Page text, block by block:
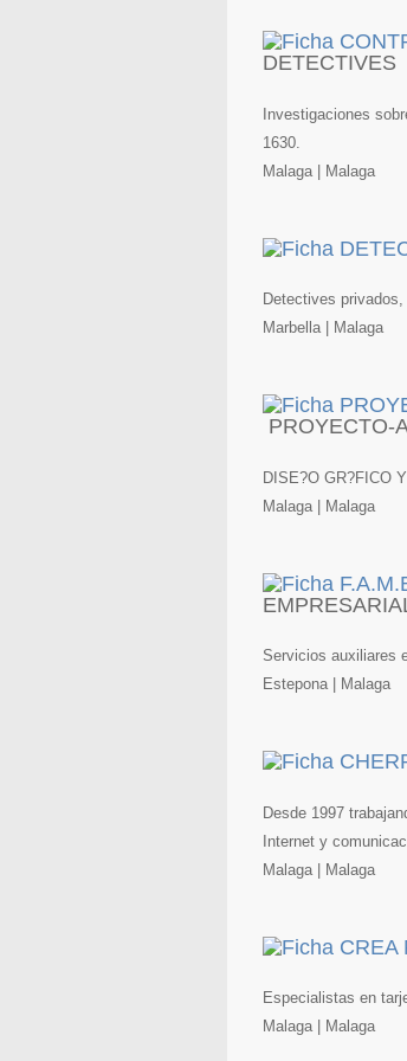
DETECTIVES
Investigaciones
1630.
Malaga | Malaga
Detectives
Marbella | Malaga
PROYECTO-
DISE?O GR?FICO
Malaga | Malaga
Servicios auxiliares
Estepona | Malaga
Desde 1997
Internet y
Malaga | Malaga
Especialistas en
Malaga | Malaga